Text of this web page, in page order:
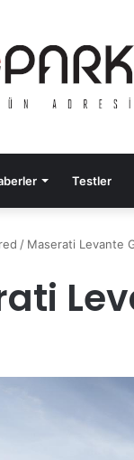
Testler
/ Maserati Levante